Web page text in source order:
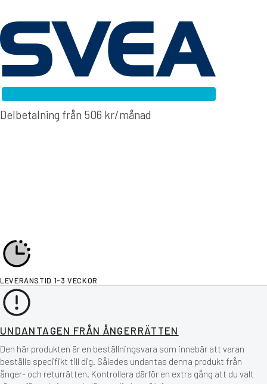
Delbetalning från 506 kr/månad
LEVERANSTID 1-3 VECKOR
UNDANTAGEN FRÅN ÅNGERRÄTTEN
Den här produkten är en beställningsvara som innebär att varan
beställs specifikt till dig. Således undantas denna produkt från
ånger- och returrätten. Kontrollera därför en extra gång att du valt